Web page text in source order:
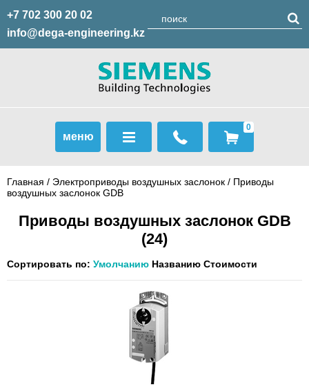
+7 702 300 20 02
info@dega-engineering.kz
меню
0
Главная / Электроприводы воздушных заслонок / Приводы
воздушных заслонок GDB
Приводы воздушных заслонок GDB
(24)
Сортировать по: Умолчанию Названию Стоимости